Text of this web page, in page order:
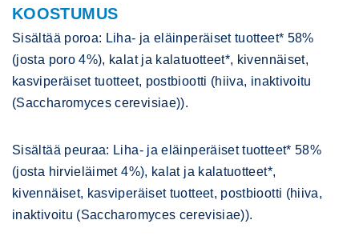
KOOSTUMUS
Sisältää poroa: Liha- ja eläinperäiset tuotteet* 58%
(josta poro 4%), kalat ja kalatuotteet*, kivennäiset,
kasviperäiset tuotteet, postbiootti (hiiva, inaktivoitu
(Saccharomyces cerevisiae)).
Sisältää peuraa: Liha- ja eläinperäiset tuotteet* 58%
(josta hirvieläimet 4%), kalat ja kalatuotteet*,
kivennäiset, kasviperäiset tuotteet, postbiootti (hiiva,
inaktivoitu (Saccharomyces cerevisiae)).